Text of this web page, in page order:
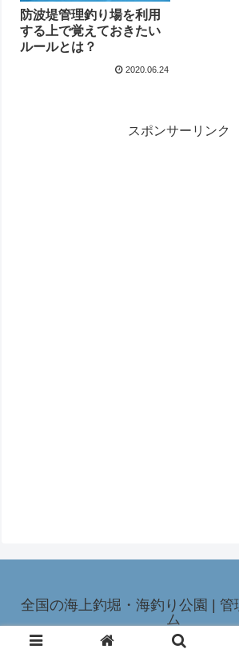
防波堤管理釣り場を利用
する上で覚えておきたい
ルールとは？
2020.06.24
スポンサーリンク
全国の海上釣堀・海釣り公園 | 管
ム
© 2003-2026 全国の海上釣堀・海釣り公園 |